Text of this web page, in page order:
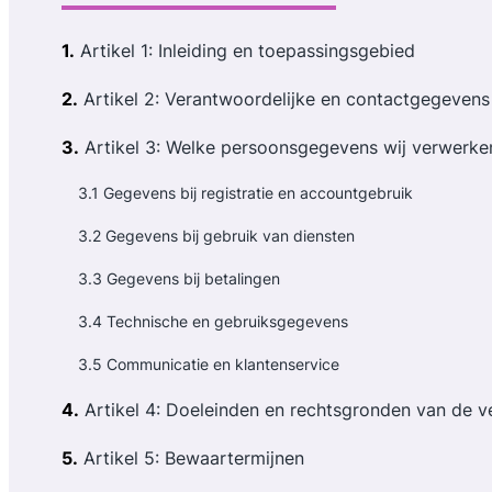
1. Artikel 1: Inleiding en toepassingsgebied
2. Artikel 2: Verantwoordelijke en contactgegevens
3. Artikel 3: Welke persoonsgegevens wij
3.1 Gegevens bij registratie en accountgebruik
3.2 Gegevens bij gebruik van diensten
3.3 Gegevens bij betalingen
3.4 Technische en gebruiksgegevens
3.5 Communicatie en klantenservice
4. Artikel 4: Doeleinden en rechtsgronden van de
5. Artikel 5: Bewaartermijnen